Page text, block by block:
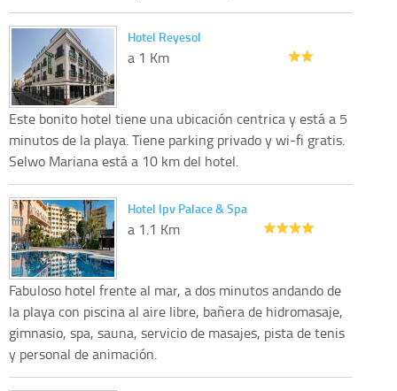
Hotel Reyesol
a 1 Km
Este bonito hotel tiene una ubicación centrica y está a 5
minutos de la playa. Tiene parking privado y wi-fi gratis.
Selwo Mariana está a 10 km del hotel.
Hotel Ipv Palace & Spa
a 1.1 Km
Fabuloso hotel frente al mar, a dos minutos andando de
la playa con piscina al aire libre, bañera de hidromasaje,
gimnasio, spa, sauna, servicio de masajes, pista de tenis
y personal de animación.